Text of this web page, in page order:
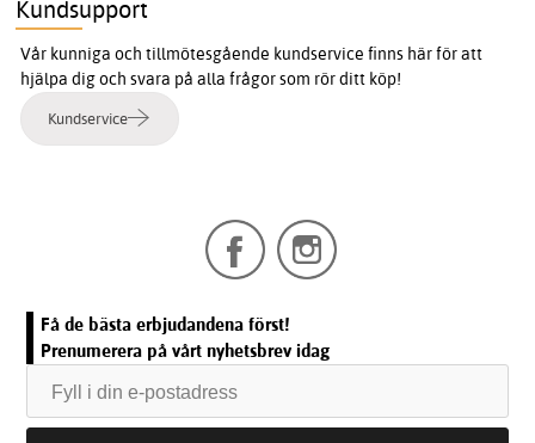
Kundsupport
Vår kunniga och tillmötesgående kundservice finns här för att
hjälpa dig och svara på alla frågor som rör ditt köp!
Kundservice
Få de bästa erbjudandena först!
Prenumerera på vårt nyhetsbrev idag